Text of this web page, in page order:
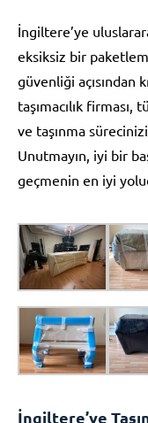
İngiltere’ye
eksiksiz bir
güvenliği
taşımacılık
ve taşınma
Unutmayın, iyi bir
geçmenin en iyi
İngiltere’ye